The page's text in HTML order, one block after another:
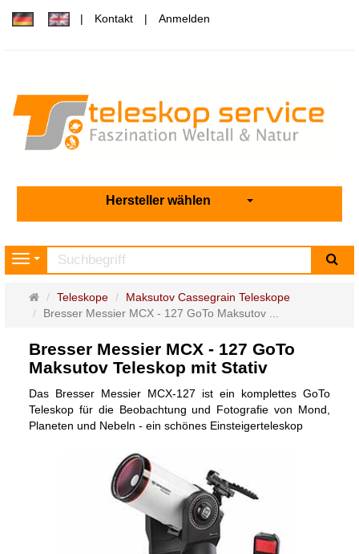
Kontakt Anmelden
Hersteller wählen
Navigation
Startseite
Teleskope
Maksutov Cassegrain Teleskope
Bresser Messier MCX - 127 GoTo Maksutov ...
Bresser Messier MCX - 127 GoTo
Maksutov Teleskop mit Stativ
Das Bresser Messier MCX-127 ist ein komplettes GoTo
Teleskop für die Beobachtung und Fotografie von Mond,
Planeten und Nebeln - ein schönes Einsteigerteleskop